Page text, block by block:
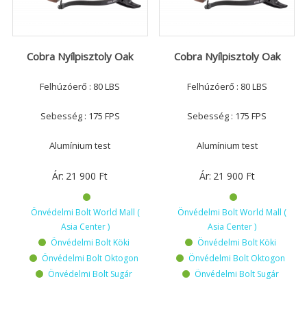
Cobra Nyílpisztoly Oak
Felhúzóerő : 80 LBS
Sebesség : 175 FPS
Alumínium test
Ár: 21 900 Ft
Önvédelmi Bolt World Mall (
Asia Center )
Önvédelmi Bolt Köki
Önvédelmi Bolt Oktogon
Önvédelmi Bolt Sugár
Cobra Nyílpisztoly Oak
Felhúzóerő : 80 LBS
Sebesség : 175 FPS
Alumínium test
Ár: 21 900 Ft
Önvédelmi Bolt World Mall (
Asia Center )
Önvédelmi Bolt Köki
Önvédelmi Bolt Oktogon
Önvédelmi Bolt Sugár